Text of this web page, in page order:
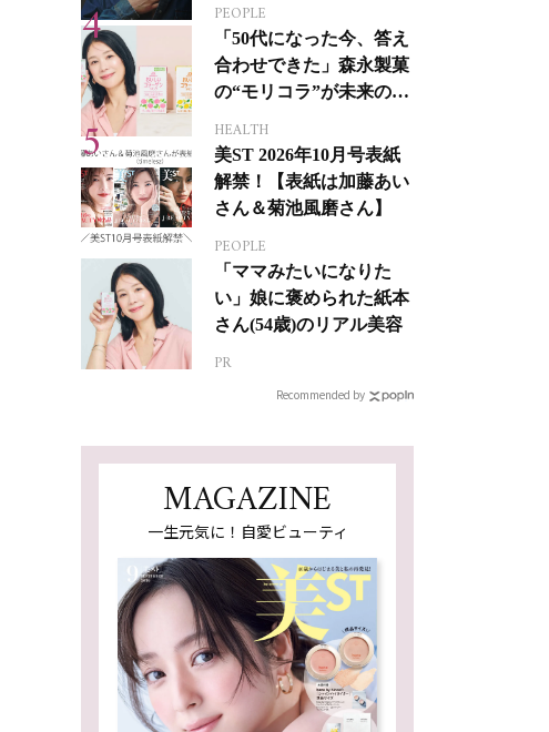
ジカルへの挑戦
PEOPLE
「50代になった今、答え
合わせできた」森永製菓
の“モリコラ”が未来のキ
HEALTH
美ST 2026年10月号表紙
解禁！【表紙は加藤あい
さん＆菊池風磨さん】
PEOPLE
「ママみたいになりた
い」娘に褒められた紙本
さん(54歳)のリアル美容
PR
Recommended by
MAGAZINE
一生元気に！自愛ビューティ